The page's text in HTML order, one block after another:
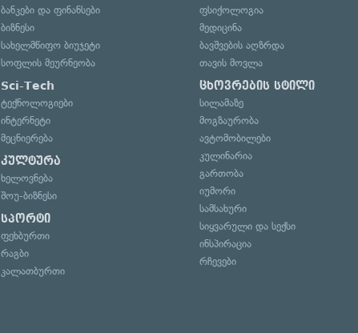
ბანკები და ფინანსები
ბიზნესი
სახელმწიფო ბიუჯეტი
სოფლის მეურნეობა
Sci-Tech
ტექნოლოგიები
ინტერნეტი
მეცნიერება
კულტურა
ხელოვნება
შოუ-ბიზნესი
სპორტი
ფეხბურთი
რაგბი
კალათბურთი
ფსიქოლოგია
მედიცინა
ბავშვების აღზრდა
თავის მოვლა
ცხოვრების სტილი
სილამაზე
მოგზაურობა
ავტომობილები
კულინარია
გართობა
იუმორი
სამსახური
სიყვარული და სექსი
ინსპირაცია
რჩევები